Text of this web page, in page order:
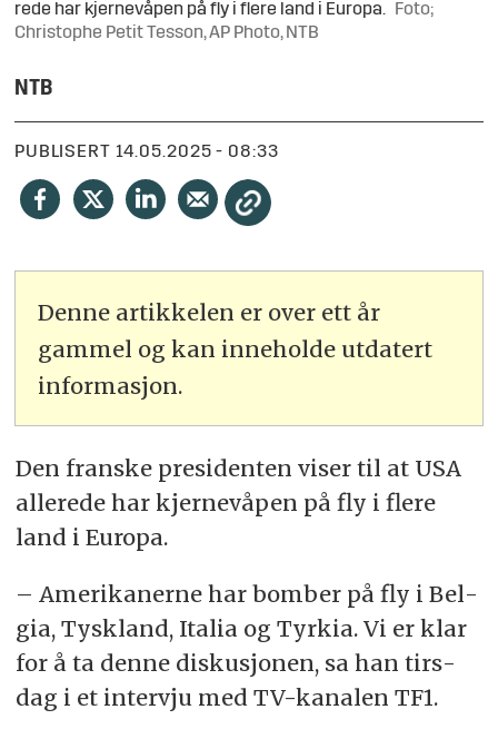
re­de har kjer­ne­vå­pen på fly i fle­re land i Europa. Foto;
Chris­top­he Pe­tit Tesson, AP Pho­to, NTB
NTB
PUBLISERT 14.05.2025 - 08:33
Denne artikkelen er over ett år
gammel og kan inneholde utdatert
informasjon.
Den frans­ke pre­si­den­ten vi­ser til at USA
al­le­re­de har kjer­ne­vå­pen på fly i fle­re
land i Europa.
– Ame­ri­ka­ner­ne har bom­ber på fly i Bel­
gia, Tysk­land, Ita­lia og Tyr­kia. Vi er klar
for å ta den­ne dis­ku­sjo­nen, sa han tirs­
dag i et in­ter­vju med TV-ka­na­len TF1.